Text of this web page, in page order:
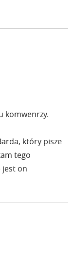
komwenrzy.
który pisze
tego
jest on